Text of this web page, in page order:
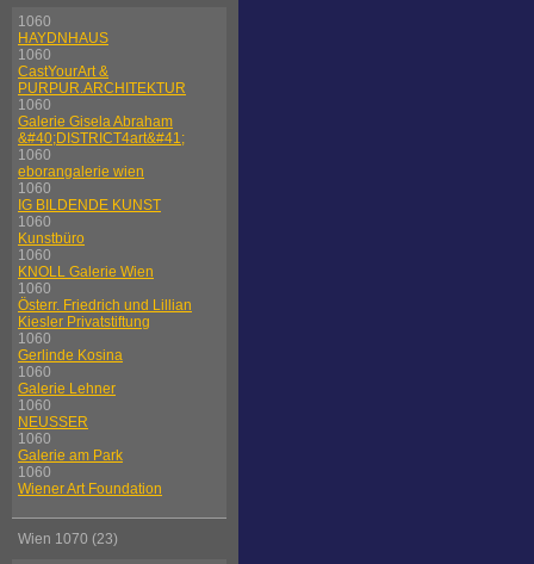
1060
HAYDNHAUS
1060
CastYourArt &
PURPUR.ARCHITEKTUR
1060
Galerie Gisela Abraham
&#40;DISTRICT4art&#41;
1060
eborangalerie wien
1060
IG BILDENDE KUNST
1060
Kunstbüro
1060
KNOLL Galerie Wien
1060
Österr. Friedrich und Lillian
Kiesler Privatstiftung
1060
Gerlinde Kosina
1060
Galerie Lehner
1060
NEUSSER
1060
Galerie am Park
1060
Wiener Art Foundation
Wien 1070 (23)